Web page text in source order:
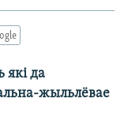
які да
жыльлёвае